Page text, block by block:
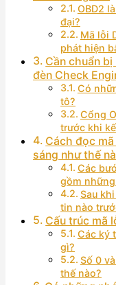
OBD2
đại?
Mã lỗi
phát hiện
Cần chuẩn
đèn Check
Có
tô?
Cổng
trước khi
Cách đọc
sáng như thế
Các
gồm
Sau
tin nào
Cấu trúc mã
Các ký
gì?
Số 0
thế nào?